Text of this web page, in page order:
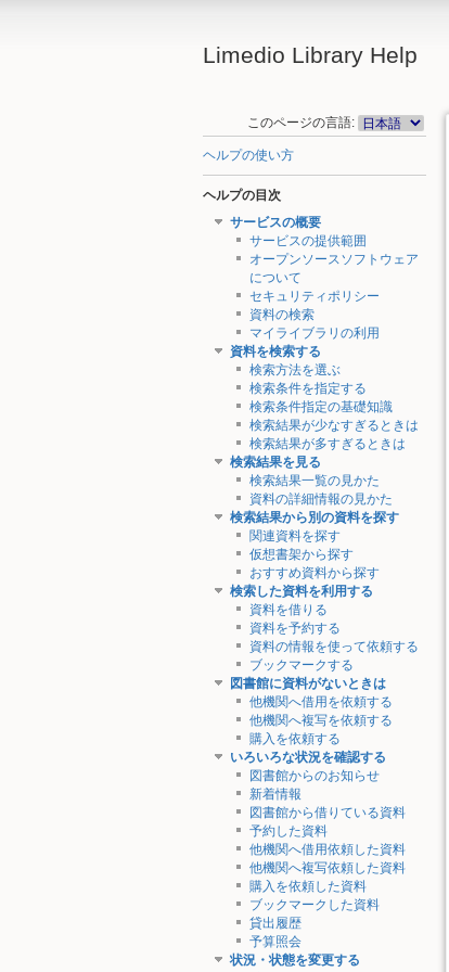
Limedio Library Help
このページの言語:
ヘルプの使い方
ヘルプの目次
サービスの概要
サービスの提供範囲
オープンソースソフトウェア
について
セキュリティポリシー
資料の検索
マイライブラリの利用
資料を検索する
検索方法を選ぶ
検索条件を指定する
検索条件指定の基礎知識
検索結果が少なすぎるときは
検索結果が多すぎるときは
検索結果を見る
検索結果一覧の見かた
資料の詳細情報の見かた
検索結果から別の資料を探す
関連資料を探す
仮想書架から探す
おすすめ資料から探す
検索した資料を利用する
資料を借りる
資料を予約する
資料の情報を使って依頼する
ブックマークする
図書館に資料がないときは
他機関へ借用を依頼する
他機関へ複写を依頼する
購入を依頼する
いろいろな状況を確認する
図書館からのお知らせ
新着情報
図書館から借りている資料
予約した資料
他機関へ借用依頼した資料
他機関へ複写依頼した資料
購入を依頼した資料
ブックマークした資料
貸出履歴
予算照会
状況・状態を変更する